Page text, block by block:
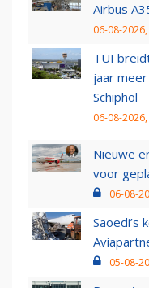
Airbus
06-08-
TUI
jaar
Schiphol
06-08-
Nieuwe
voor
06-08-
Saoedi’s
05-08-